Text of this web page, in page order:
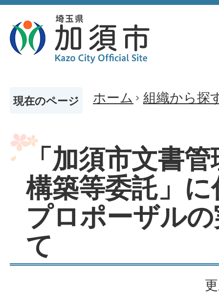
現在のページ ホーム 組織から探
「加須市文書
構築等委託」
プロポーザル
て